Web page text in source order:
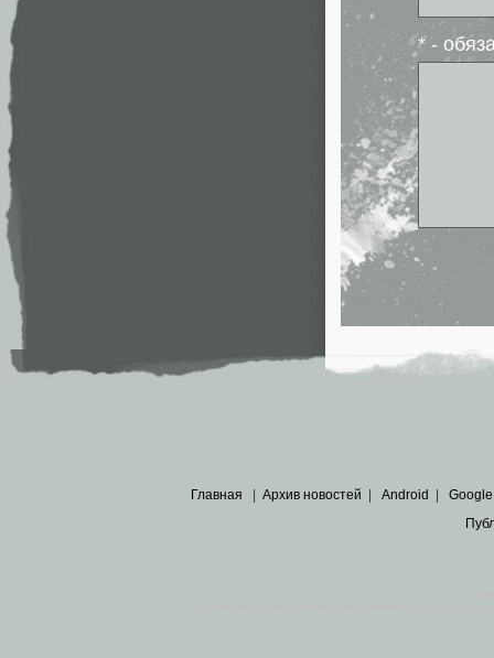
* -
Главная | Архив новостей | Android | Google